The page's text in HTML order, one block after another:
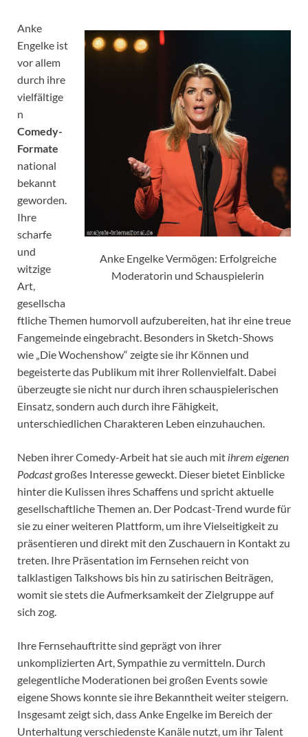
Anke Engelke Vermögen: Erfolgreiche
Moderatorin und Schauspielerin
Anke
Engelke ist
vor allem
durch ihre
vielfältige
n
Comedy-
Formate
national
bekannt
geworden.
Ihre
scharfe
und
witzige
Art,
gesellscha
ftliche Themen humorvoll aufzubereiten, hat ihr eine treue
Fangemeinde eingebracht. Besonders in Sketch-Shows
wie „Die Wochenshow“ zeigte sie ihr Können und
begeisterte das Publikum mit ihrer Rollenvielfalt. Dabei
überzeugte sie nicht nur durch ihren schauspielerischen
Einsatz, sondern auch durch ihre Fähigkeit,
unterschiedlichen Charakteren Leben einzuhauchen.
Neben ihrer Comedy-Arbeit hat sie auch mit ihrem eigenen
Podcastgroßes Interesse geweckt. Dieser bietet Einblicke
hinter die Kulissen ihres Schaffens und spricht aktuelle
gesellschaftliche Themen an. Der Podcast-Trend wurde für
sie zu einer weiteren Plattform, um ihre Vielseitigkeit zu
präsentieren und direkt mit den Zuschauern in Kontakt zu
treten. Ihre Präsentation im Fernsehen reicht von
talklastigen Talkshows bis hin zu satirischen Beiträgen,
womit sie stets die Aufmerksamkeit der Zielgruppe auf
sich zog.
Ihre Fernsehauftritte sind geprägt von ihrer
unkomplizierten Art, Sympathie zu vermitteln. Durch
gelegentliche Moderationen bei großen Events sowie
eigene Shows konnte sie ihre Bekanntheit weiter steigern.
Insgesamt zeigt sich, dass Anke Engelke im Bereich der
Unterhaltung verschiedenste Kanäle nutzt, um ihr Talent